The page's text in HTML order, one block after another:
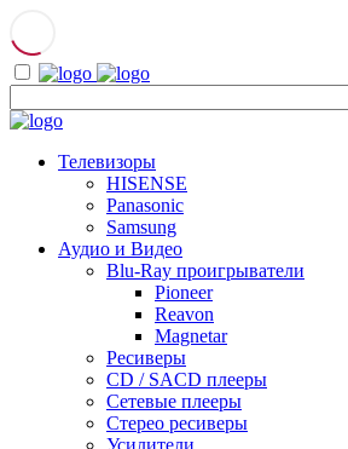
Телевизоры
HISENSE
Panasonic
Samsung
Аудио и Видео
Blu-Ray проигрыватели
Pioneer
Reavon
Magnetar
Ресиверы
CD / SACD плееры
Сетевые плееры
Стерео ресиверы
Усилители